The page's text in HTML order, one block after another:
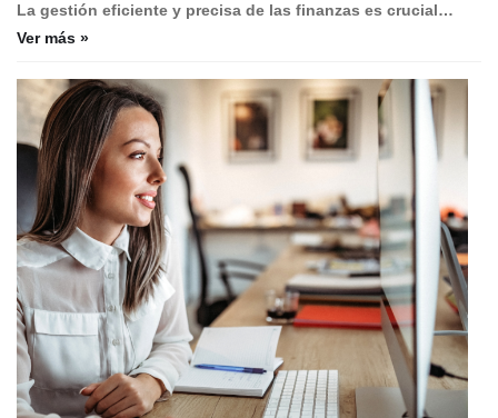
La gestión eficiente y precisa de las finanzas es crucial…
Ver más »